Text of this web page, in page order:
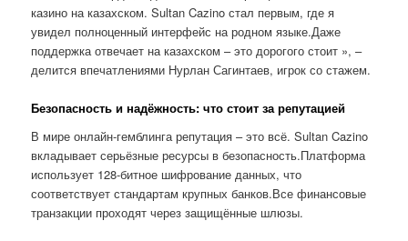
казино на казахском. Sultan Cazino стал первым, где я
увидел полноценный интерфейс на родном языке.Даже
поддержка отвечает на казахском – это дорогого стоит », –
делится впечатлениями Нурлан Сагинтаев, игрок со стажем.
Безопасность и надёжность: что стоит за репутацией
В мире онлайн-гемблинга репутация – это всё. Sultan Cazino
вкладывает серьёзные ресурсы в безопасность.Платформа
использует 128-битное шифрование данных, что
соответствует стандартам крупных банков.Все финансовые
транзакции проходят через защищённые шлюзы.